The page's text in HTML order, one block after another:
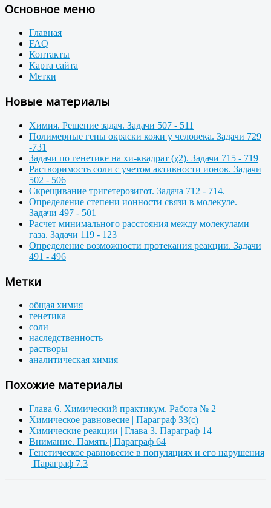
Основное меню
Главная
FAQ
Контакты
Карта сайта
Метки
Новые материалы
Химия. Решение задач. Задачи 507 - 511
Полимерные гены окраски кожи у человека. Задачи 729
-731
Задачи по генетике на хи-квадрат (χ2). Задачи 715 - 719
Растворимость соли с учетом активности ионов. Задачи
502 - 506
Скрещивание тригетерозигот. Задача 712 - 714.
Определение степени ионности связи в молекуле.
Задачи 497 - 501
Расчет минимального расстояния между молекулами
газа. Задачи 119 - 123
Определение возможности протекания реакции. Задачи
491 - 496
Метки
общая химия
генетика
соли
наследственность
растворы
аналитическая химия
Похожие материалы
Глава 6. Химический практикум. Работа № 2
Химическое равновесие | Параграф 33(с)
Химические реакции | Глава 3. Параграф 14
Внимание. Память | Параграф 64
Генетическое равновесие в популяциях и его нарушения
| Параграф 7.3